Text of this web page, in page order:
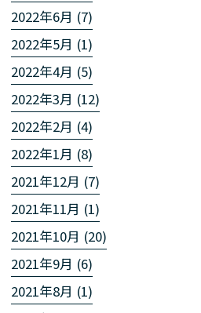
2022年6月 (7)
2022年5月 (1)
2022年4月 (5)
2022年3月 (12)
2022年2月 (4)
2022年1月 (8)
2021年12月 (7)
2021年11月 (1)
2021年10月 (20)
2021年9月 (6)
2021年8月 (1)